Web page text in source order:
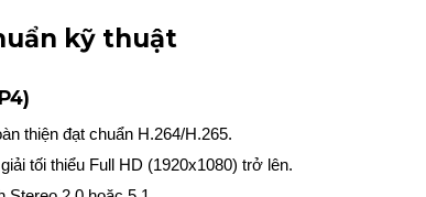
kỹ thuật
thiện đạt chuẩn H.264/H.265.
tối thiểu Full HD (1920x1080) trở lên.